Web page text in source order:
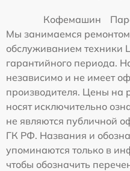
Кофемашин
Мы занимаемся
обслуживанием техники
гарантийного периода.
независимо и не имеет
производителя. Цены на
носят исключительно
не являются публичной
ГК РФ. Названия и
упоминаются только в
чтобы обозначить